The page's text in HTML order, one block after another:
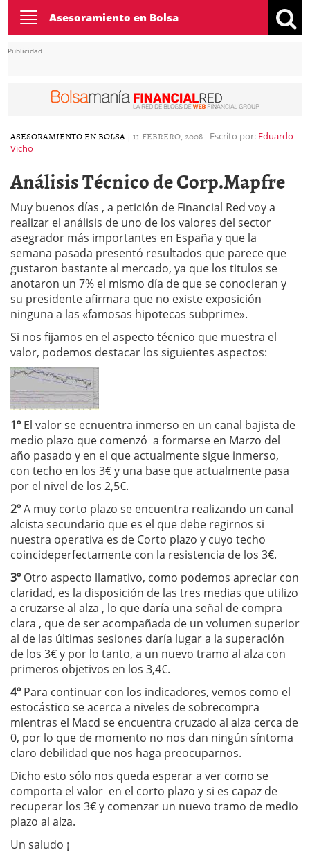
Toggle
navigation
Asesoramiento en Bolsa
Publicidad
ASESORAMIENTO EN BOLSA | 11 FEBRERO, 2008- Escrito por: Eduardo
Vicho
Análisis Técnico de Corp.Mapfre
Muy buenos días , a petición de Financial Red voy a
realizar el análisis de uno de los valores del sector
asegrador más importantes en España y que la
semana pasada presentó resultados que parece que
gustaron bastante al mercado, ya que los titulos se
anotaron un 7% el mismo día de que se conocieran y
su presidente afirmara que no existe exposición
ninguna a las «famosas hipotecas subprime».
Si nos fijamos en el aspecto técnico que muestra el
valor, podemos destacar los siguientes aspectos:
1º El valor se ecnuentra inmerso en un canal bajista de
medio plazo que comenzó a formarse en Marzo del
año pasado y en el que actualmente sigue inmerso,
con techo en los 3€ y una base que actualmente pasa
por el nivel de los 2,5€.
2ºA muy corto plazo se encuentra realizando un canal
alcista secundario que es el que debe regirnos si
nuestra operativa es de Corto plazo y cuyo techo
coincideperfectamente con la resistencia de los 3€.
3º Otro aspecto llamativo, como podemos apreciar con
claridad, es la disposición de las tres medias que utilizo
a cruzarse al alza , lo que daría una señal de compra
clara , que de ser acompañada de un volumen superior
al de las últimas sesiones daría lugar a la superación
de los 3€ y por lo tanto, a un nuevo tramo al alza con
primeros objetivos en los 3,4€.
4º Para continuar con los indicadores, vemos como el
estocástico se acerca a niveles de sobrecompra
mientras el Macd se encuentra cruzado al alza cerca de
0, por lo que de momento no nos dan ningún síntoma
claro debilidad que nos haga preocuparnos.
Dicho esto sólo nos queda esperar a ver como se
comporta el valor en el corto plazo y si es capaz de
recuperar los 3€ y comenzar un nuevo tramo de medio
plazo al alza.
Un saludo ¡